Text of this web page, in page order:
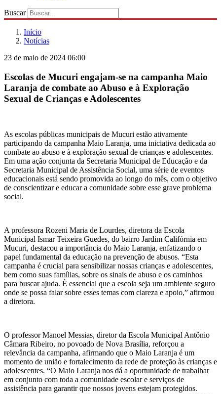
Buscar
Início
Notícias
23 de maio de 2024 06:00
Escolas de Mucuri engajam-se na campanha Maio
Laranja de combate ao Abuso e à Exploração
Sexual de Crianças e Adolescentes
As escolas públicas municipais de Mucuri estão ativamente
participando da campanha Maio Laranja, uma iniciativa dedicada ao
combate ao abuso e à exploração sexual de crianças e adolescentes.
Em uma ação conjunta da Secretaria Municipal de Educação e da
Secretaria Municipal de Assistência Social, uma série de eventos
educacionais está sendo promovida ao longo do mês, com o objetivo
de conscientizar e educar a comunidade sobre esse grave problema
social.
A professora Rozeni Maria de Lourdes, diretora da Escola
Municipal Ismar Teixeira Guedes, do bairro Jardim Califórnia em
Mucuri, destacou a importância do Maio Laranja, enfatizando o
papel fundamental da educação na prevenção de abusos. “Esta
campanha é crucial para sensibilizar nossas crianças e adolescentes,
bem como suas famílias, sobre os sinais de abuso e os caminhos
para buscar ajuda. É essencial que a escola seja um ambiente seguro
onde se possa falar sobre esses temas com clareza e apoio,” afirmou
a diretora.
O professor Manoel Messias, diretor da Escola Municipal Antônio
Câmara Ribeiro, no povoado de Nova Brasília, reforçou a
relevância da campanha, afirmando que o Maio Laranja é um
momento de união e fortalecimento da rede de proteção às crianças e
adolescentes. “O Maio Laranja nos dá a oportunidade de trabalhar
em conjunto com toda a comunidade escolar e serviços de
assistência para garantir que nossos jovens estejam protegidos.